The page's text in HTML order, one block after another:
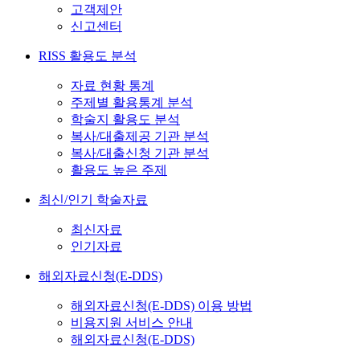
고객제안
신고센터
RISS 활용도 분석
자료 현황 통계
주제별 활용통계 분석
학술지 활용도 분석
복사/대출제공 기관 분석
복사/대출신청 기관 분석
활용도 높은 주제
최신/인기 학술자료
최신자료
인기자료
해외자료신청(E-DDS)
해외자료신청(E-DDS) 이용 방법
비용지원 서비스 안내
해외자료신청(E-DDS)